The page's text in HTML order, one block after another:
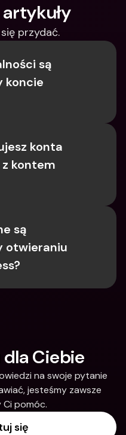
przydać.
są
koncie
konta
kontem
są
otwieraniu
Ciebie
na swoje pytanie
jesteśmy zawsze
pomóc.
się